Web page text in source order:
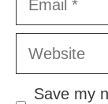
Website
Save my